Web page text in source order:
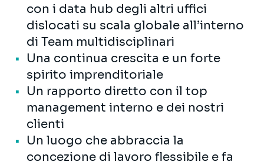
con i data hub degli altri uffici
dislocati su scala globale all’interno
di Team multidisciplinari
Una continua crescita e un forte
spirito imprenditoriale
Un rapporto diretto con il top
management interno e dei nostri
clienti
Un luogo che abbraccia la
concezione di lavoro flessibile e fa